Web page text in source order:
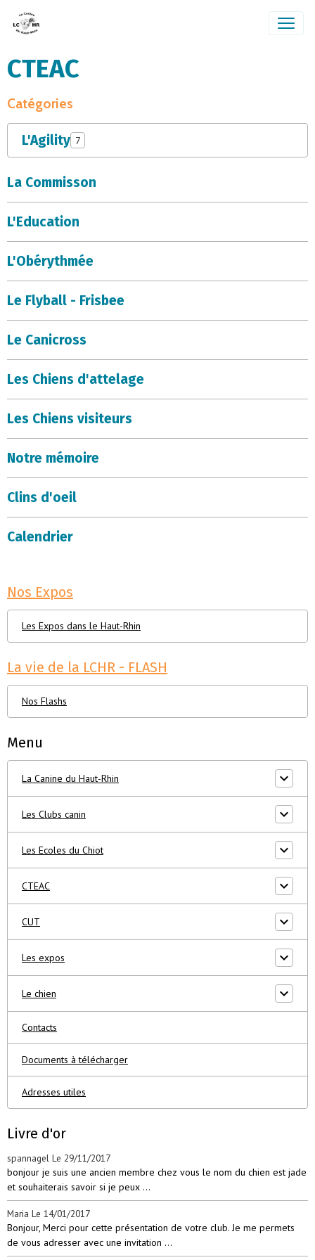
CTEAC
Catégories
L'Agility 7
La Commisson
L'Education
L'Obérythmée
Le Flyball - Frisbee
Le Canicross
Les Chiens d'attelage
Les Chiens visiteurs
Notre mémoire
Clins d'oeil
Calendrier
Nos Expos
Les Expos dans le Haut-Rhin
La vie de la LCHR - FLASH
Nos Flashs
Menu
La Canine du Haut-Rhin
Les Clubs canin
Les Ecoles du Chiot
CTEAC
CUT
Les expos
Le chien
Contacts
Documents à télécharger
Adresses utiles
Livre d'or
spannagel Le 29/11/2017
bonjour je suis une ancien membre chez vous le nom du chien est jade
et souhaiterais savoir si je peux ...
Maria Le 14/01/2017
Bonjour, Merci pour cette présentation de votre club. Je me permets
de vous adresser avec une invitation ...